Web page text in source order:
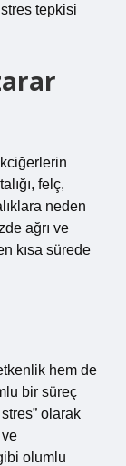
tepkisi
felç,
neden
ağrı ve
kısa sürede
hem de
bir süreç
olarak
olumlu